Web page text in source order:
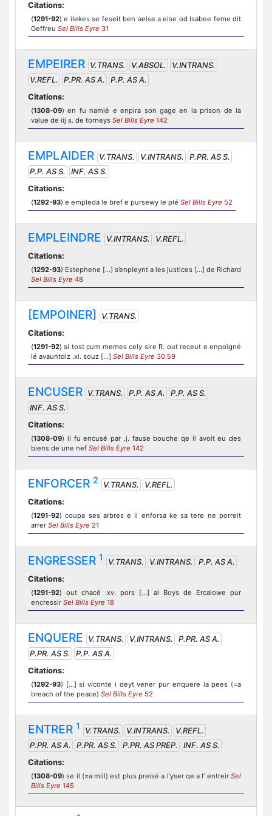
Citations:
(1291-92) e ilekes se feseit ben aeise a eise od Isabee feme dit
Geffreu Sel Bills Eyre 31
EMPEIRER V.TRANS. V.ABSOL.
V.INTRANS.
V.REFL.
P.PR. AS A.
P.P. AS A.
Citations:
(1308-09) en fu namié e enpira son gage en la prison de la
value de iij s. de torneys Sel Bills Eyre 142
EMPLAIDER V.TRANS. V.INTRANS.
P.PR. AS S.
P.P. AS S.
INF. AS S.
Citations:
(1292-93) e empleda le bref e pursewy le plé Sel Bills Eyre 52
EMPLEINDRE V.INTRANS.
V.REFL.
Citations:
(1292-93) Estephene [...] s’enpleynt a les justices [...] de Richard
Sel Bills Eyre 48
[EMPOINER]
V.TRANS.
Citations:
(1291-92) si tost cum memes cely sire R. out receut e enpoigné
lé avauntdiz .xl. souz [...] Sel Bills Eyre 30.59
ENCUSER V.TRANS. P.P. AS A.
P.P. AS S.
INF. AS S.
Citations:
(1308-09) il fu encusé par .j. fause bouche qe il avoit eu des
biens de une nef Sel Bills Eyre 142
ENFORCER 2 V.TRANS.
V.REFL.
Citations:
(1291-92) coupa ses arbres e li enforsa ke sa tere ne porreit
arrer Sel Bills Eyre 21
ENGRESSER 1 V.TRANS. V.INTRANS.
P.P. AS A.
Citations:
(1291-92) out chacé .xv. pors [...] al Boys de Ercalowe pur
encressir Sel Bills Eyre 18
ENQUERE V.TRANS. V.INTRANS.
P.PR. AS A.
P.PR. AS S.
P.P. AS A.
Citations:
(1292-93) [...] si viconte i deyt vener pur enquere la pees (=a
breach of the peace) Sel Bills Eyre 52
ENTRER 1 V.TRANS. V.INTRANS.
V.REFL.
P.PR. AS A.
P.PR. AS S. P.PR. AS PREP.
INF. AS S.
Citations:
(1308-09) se il (=a mill) est plus preisé a l’yser qe a l’ entreir Sel
Bills Eyre 145